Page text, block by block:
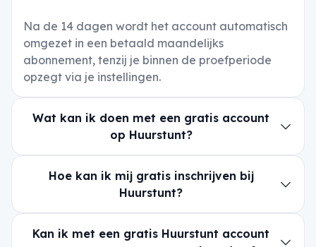
Na de 14 dagen wordt het account automatisch
omgezet in een betaald maandelijks
abonnement, tenzij je binnen de proefperiode
opzegt via je instellingen.
Wat kan ik doen met een gratis account
op Huurstunt?
Hoe kan ik mij gratis inschrijven bij
Huurstunt?
Kan ik met een gratis Huurstunt account